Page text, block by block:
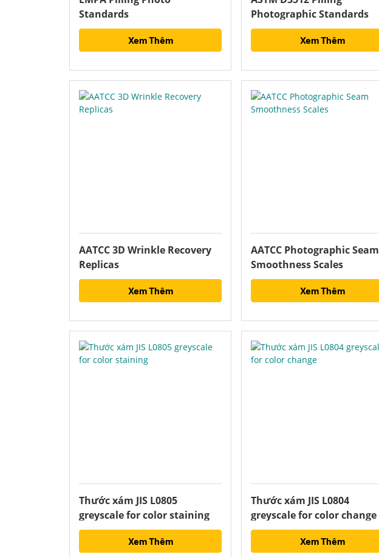
Standards
Xem Thêm
Photographic Standards
Xem Thêm
AATCC 3D Wrinkle Recovery
Replicas
Xem Thêm
AATCC Photographic Seam
Smoothness Scales
Xem Thêm
Thước xám JIS L0805
greyscale for color staining
Xem Thêm
Thước xám JIS L0804
greyscale for color change
Xem Thêm